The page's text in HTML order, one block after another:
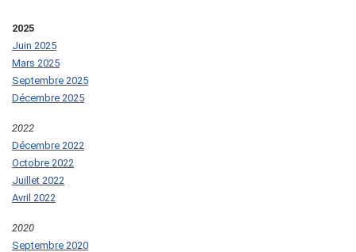
2025
Juin 2025
Mars 2025
Septembre 2025
Décembre 2025
2022
Décembre 2022
Octobre 2022
Juillet 2022
Avril 2022
2020
Septembre 2020